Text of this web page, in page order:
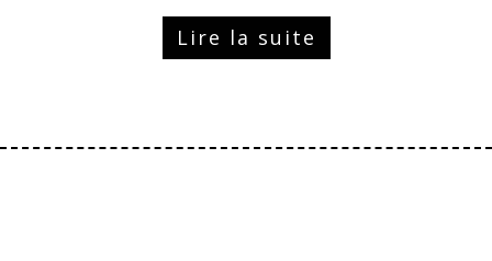
Lire la suite